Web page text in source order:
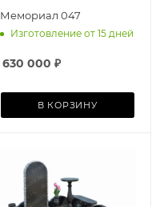
Мемориал 047
Изготовление от 15 дней
630 000 ₽
В КОРЗИНУ